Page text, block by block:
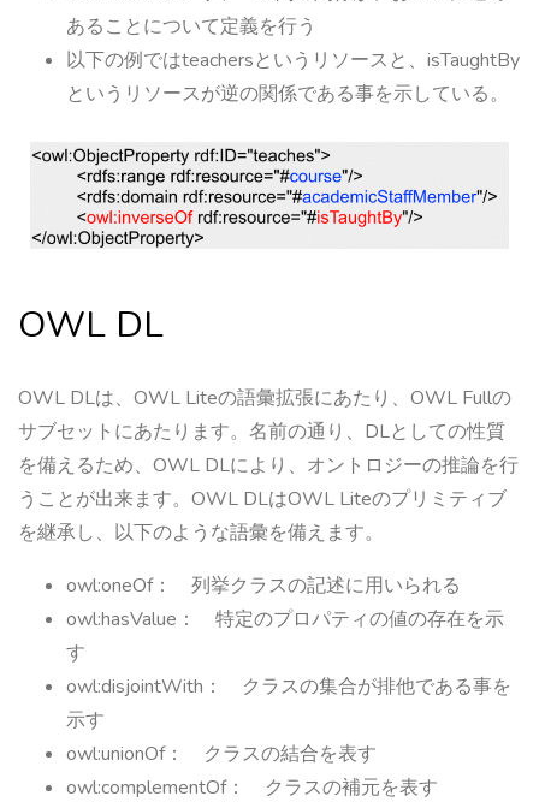
あることについて定義を行う
以下の例ではteachersというリソースと、isTaughtBy
というリソースが逆の関係である事を示している。
OWL DL
OWL DLは、OWL Liteの語彙拡張にあたり、OWL Fullの
サブセットにあたります。名前の通り、DLとしての性質
を備えるため、OWL DLにより、オントロジーの推論を行
うことが出来ます。OWL DLはOWL Liteのプリミティブ
を継承し、以下のような語彙を備えます。
owl:oneOf： 列挙クラスの記述に用いられる
owl:hasValue： 特定のプロパティの値の存在を示
す
owl:disjointWith： クラスの集合が排他である事を
示す
owl:unionOf： クラスの結合を表す
owl:complementOf： クラスの補元を表す